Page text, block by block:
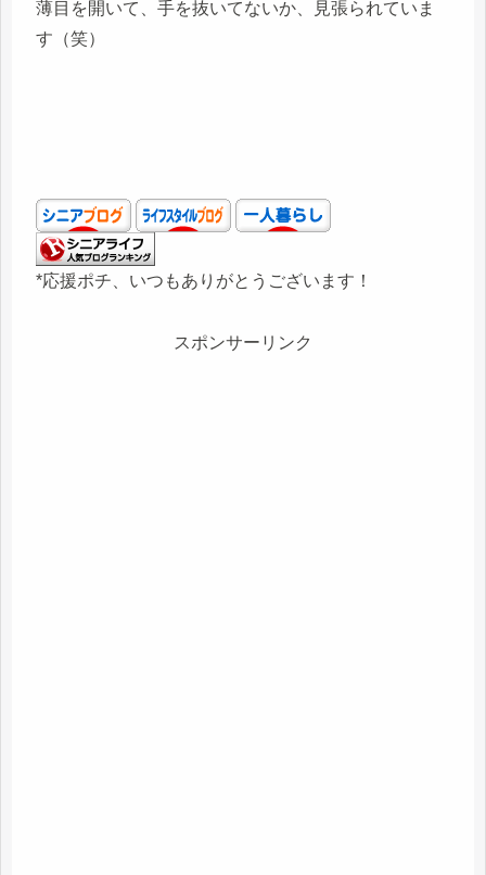
薄目を開いて、手を抜いてないか、見張られていま
す（笑）
*応援ポチ、いつもありがとうございます！
スポンサーリンク